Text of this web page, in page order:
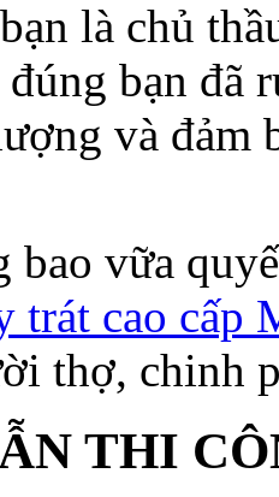
là chủ
bạn đã
và đảm
bao vữa
trát cao
thợ, chinh
THI